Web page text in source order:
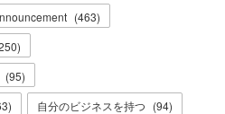
(463)
)
(95)
) 自分のビジネスを持つ (94)